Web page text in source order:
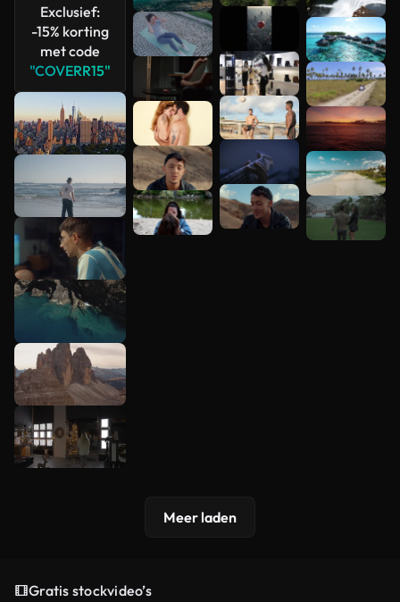
Exclusief:
-15% korting
met code
"COVERR15"
bekijken
Meer laden
Gratis stockvideo’s